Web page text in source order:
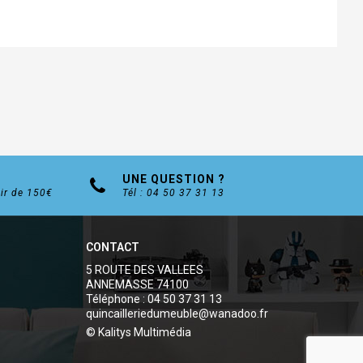
de 150€
UNE QUESTION ?
Tél : 04 50 37 31 13
CONTACT
5 ROUTE DES VALLEES
ANNEMASSE 74100
Téléphone : 04 50 37 31 13
quincailleriedumeuble@wanadoo.fr
© Kalitys Multimédia